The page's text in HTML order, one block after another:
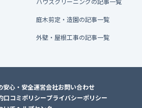
庭木剪定・造園の記事一覧
外壁・屋根工事の記事一覧
安心・安全運営会社お問い合わせ
口コミポリシープライバシーポリシー